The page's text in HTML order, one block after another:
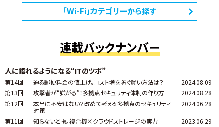
「Wi-Fi」カテゴリーから探す
連載バックナンバー
人に語れるようになる“ITのツボ”
第14回 迫る郵便料金の値上げ。コスト増を防ぐ賢い方法は？
2024.08.09
第13回
攻撃者が“嫌がる”！多拠点セキュリティ体制の作り方
2024.08.28
第12回
本当に不安はない？改めて考える多拠点のセキュリティ
対策
2024.06.28
第11回 知らないと損。複合機×クラウドストレージの実力
2023.06.29